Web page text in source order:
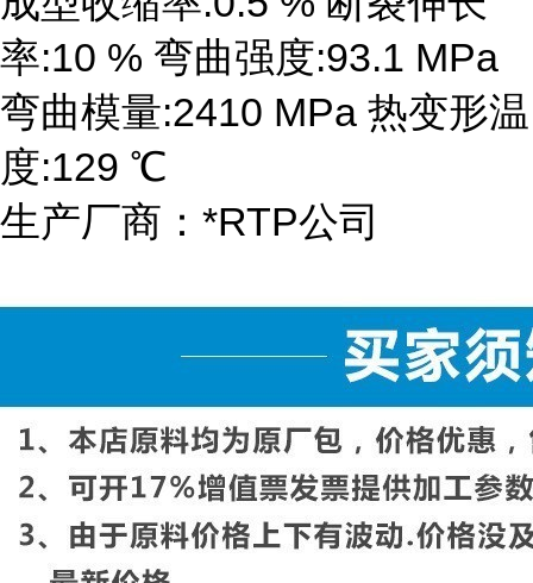
率:10 % 弯曲强度:93.1 MPa
弯曲模量:2410 MPa 热变形温
度:129 ℃
生产厂商：*RTP公司